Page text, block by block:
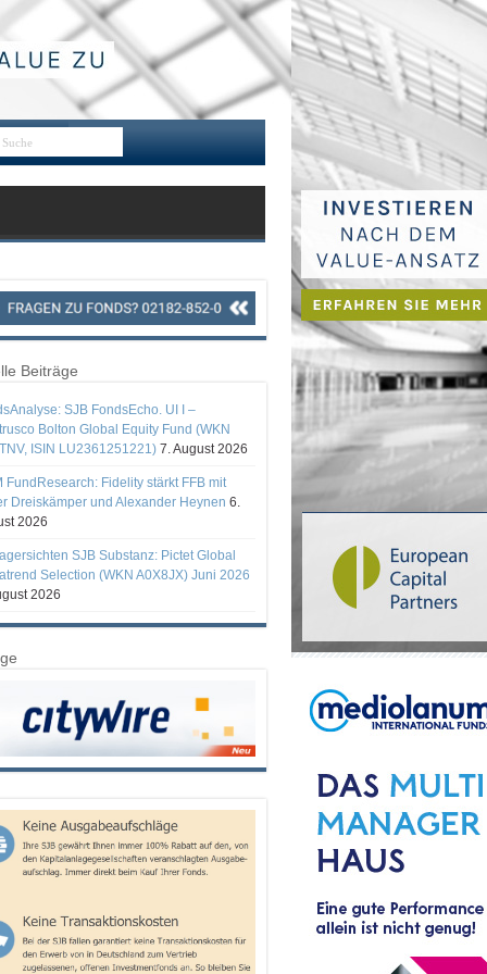
Beiträge
SJB FondsEcho. UI I –
Bolton Global Equity Fund (WKN
ISIN LU2361251221) 7. August 2026
FundResearch: Fidelity stärkt FFB mit
Dreiskämper und Alexander Heynen 6.
2026
SJB Substanz: Pictet Global
Selection (WKN A0X8JX) Juni 2026
2026